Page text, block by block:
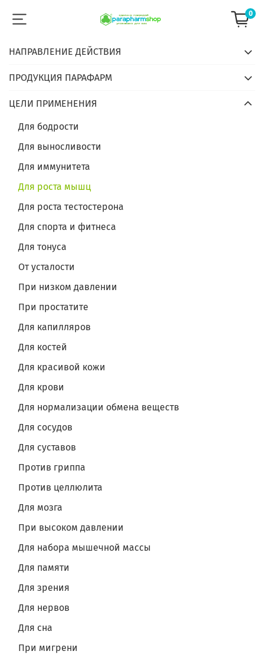
0
НАПРАВЛЕНИЕ ДЕЙСТВИЯ
ПРОДУКЦИЯ ПАРАФАРМ
ЦЕЛИ ПРИМЕНЕНИЯ
Для бодрости
Для выносливости
Для иммунитета
Для роста мышц
Для роста тестостерона
Для спорта и фитнеса
Для тонуса
От усталости
При низком давлении
При простатите
Для капилляров
Для костей
Для красивой кожи
Для крови
Для нормализации обмена веществ
Для сосудов
Для суставов
Против гриппа
Против целлюлита
Для мозга
При высоком давлении
Для набора мышечной массы
Для памяти
Для зрения
Для нервов
Для сна
При мигрени